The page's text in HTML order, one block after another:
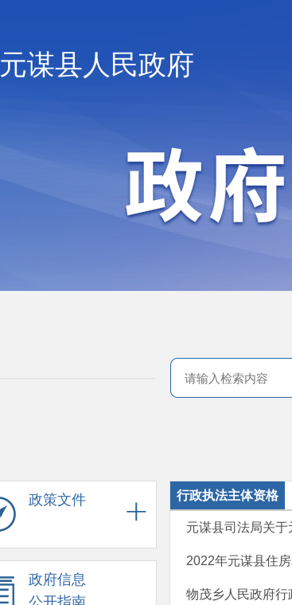
元谋县人民政府
政策文件
政府信息
公开指南
行政执法主体资格
元谋县司法局关
2022年元谋县住
物茂乡人民政府